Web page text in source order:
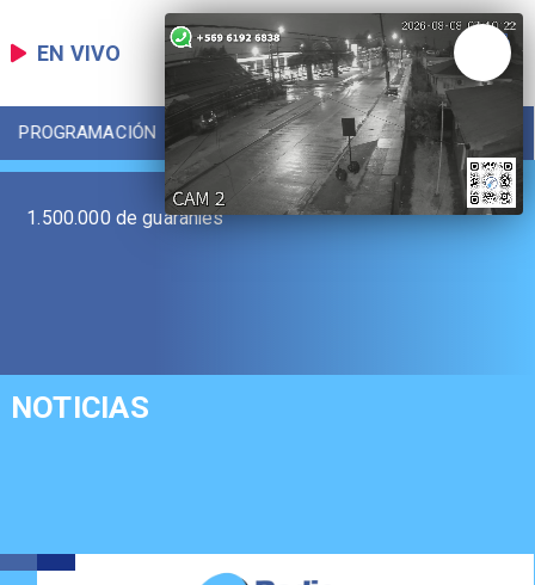
EN VIVO
PROGRAMACIÓN LOCAL DEPORTES
1.500.000 de guaraníes
NOTICIAS